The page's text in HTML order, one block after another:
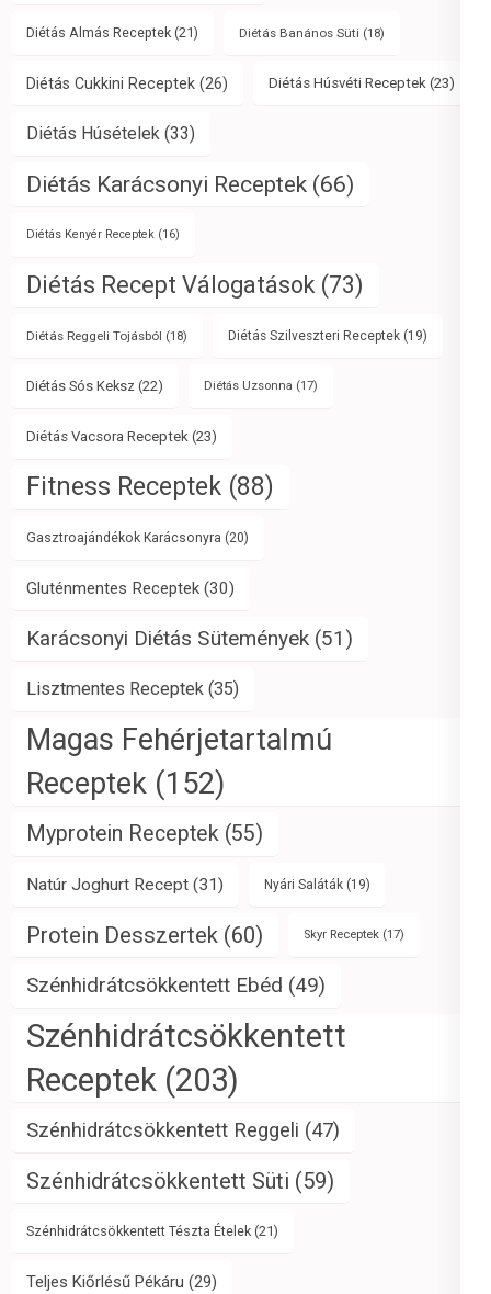
Diétás Almás Receptek (21) Diétás Banános Süti (18)
Diétás Cukkini Receptek (26) Diétás Húsvéti Receptek (23)
Diétás Húsételek (33)
Diétás Karácsonyi Receptek (66)
Diétás Kenyér Receptek (16)
Diétás Recept Válogatások (73)
Diétás Reggeli Tojásból (18) Diétás Szilveszteri Receptek (19)
Diétás Sós Keksz (22) Diétás Uzsonna (17)
Diétás Vacsora Receptek (23)
Fitness Receptek (88)
Gasztroajándékok Karácsonyra (20)
Gluténmentes Receptek (30)
Karácsonyi Diétás Sütemények (51)
Lisztmentes Receptek (35)
Magas Fehérjetartalmú
Receptek (152)
Myprotein Receptek (55)
Natúr Joghurt Recept (31) Nyári Saláták (19)
Protein Desszertek (60) Skyr Receptek (17)
Szénhidrátcsökkentett Ebéd (49)
Szénhidrátcsökkentett
Receptek (203)
Szénhidrátcsökkentett Reggeli (47)
Szénhidrátcsökkentett Süti (59)
Szénhidrátcsökkentett Tészta Ételek (21)
Teljes Kiőrlésű Pékáru (29)